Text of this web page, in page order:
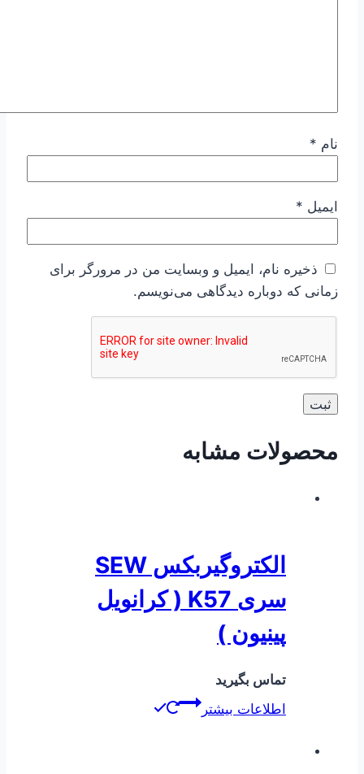
نام *
ایمیل *
ذخیره نام، ایمیل و وبسایت من در مرورگر برای
زمانی که دوباره دیدگاهی می‌نویسم.
محصولات مشابه
الکتروگیربکس SEW
سری K57 ( کرانویل
پینیون )
تماس بگیرید
اطلاعات بیشتر